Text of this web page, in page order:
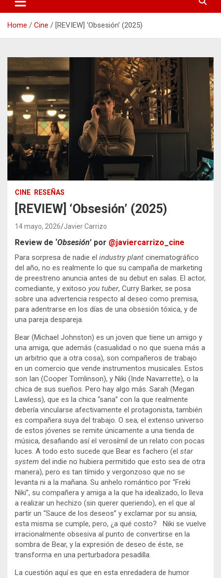
Home Cine [REVIEW] ‘Obsesión’ (2025)
CINE RESEÑAS
[REVIEW] ‘Obsesión’ (2025)
14 mayo, 2026 Javier Carrizo
Review de ‘Obsesión’ por @javiercarrizo_cine
Para sorpresa de nadie el industry plant cinematográfico
del año, no es realmente lo que su campaña de marketing
de preestreno anuncia antes de su debut en salas. El actor,
comediante, y exitoso you tuber, Curry Barker, se posa
sobre una advertencia respecto al deseo como premisa,
para adentrarse en los días de una obsesión tóxica, y de
una pareja despareja.
Bear (Michael Johnston) es un joven que tiene un amigo y
una amiga, que además (casualidad o no que suena más a
un arbitrio que a otra cosa), son compañeros de trabajo
en un comercio que vende instrumentos musicales. Estos
son Ian (Cooper Tomlinson), y Niki (Inde Navarrette), o la
chica de sus sueños. Pero hay algo más. Sarah (Megan
Lawless), que es la chica “sana” con la que realmente
debería vincularse afectivamente el protagonista, también
es compañera suya del trabajo. O sea, el extenso universo
de estos jóvenes se remite únicamente a una tienda de
música, desafiando así el verosímil de un relato con pocas
luces. A todo esto sucede que Bear es fachero (el star
system del indie no hubiera permitido que esto sea de otra
manera), pero es tan tímido y vergonzoso que no se
levanta ni a la mañana. Su anhelo romántico por “Freki
Niki”, su compañera y amiga a la que ha idealizado, lo lleva
a realizar un hechizo (sin querer queriendo), en el que al
partir un “Sauce de los deseos” y exclamar por su ansia,
esta misma se cumple, pero, ¿a qué costo?
Niki se vuelve
irracionalmente obsesiva al punto de convertirse en la
sombra de Bear, y la expresión de deseo de éste, se
transforma en una perturbadora pesadilla.
La cuestión aquí es que en esta enredadera de humor